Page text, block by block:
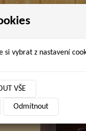
si vybrat z nastavení
VŠE
Odmítnout